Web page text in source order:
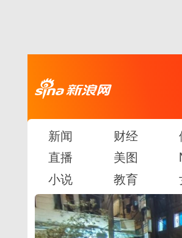
新闻 财经
直播
美图
小说
教育